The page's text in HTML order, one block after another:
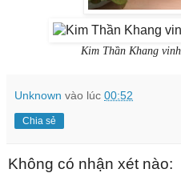
Kim Thần Khang
Unknown vào lúc 00:52
Chia sẻ
Không có nhận xét nào: